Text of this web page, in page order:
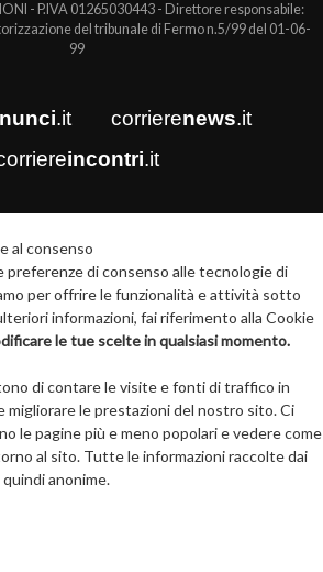
- P.IVA 01265030443 - Direttore responsabile:
del tribunale di Fermo n.5/99 del 01-06-
99
.it corrierenews.it
incontri.it
al consenso
preferenze di consenso alle tecnologie di
per offrire le funzionalità e attività sotto
informazioni, fai riferimento alla Cookie
le tue scelte in qualsiasi momento.
di contare le visite e fonti di traffico in
migliorare le prestazioni del nostro sito. Ci
le pagine più e meno popolari e vedere come
al sito. Tutte le informazioni raccolte dai
anonime.